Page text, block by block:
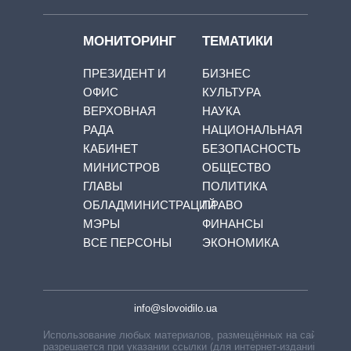
МОНИТОРИНГ
ПРЕЗИДЕНТ И
ОФИС
ВЕРХОВНАЯ
РАДА
КАБИНЕТ
МИНИСТРОВ
ГЛАВЫ
ОБЛАДМИНИСТРАЦИЙ
МЭРЫ
ВСЕ ПЕРСОНЫ
ТЕМАТИКИ
БИЗНЕС
КУЛЬТУРА
НАУКА
НАЦИОНАЛЬНАЯ
БЕЗОПАСНОСТЬ
ОБЩЕСТВО
ПОЛИТИКА
ПРАВО
ФИНАНСЫ
ЭКОНОМИКА
info@slovoidilo.ua
Использование любых материалов, размещённых на сайте,
разрешается при указании ссылки (для интернет-изданий —